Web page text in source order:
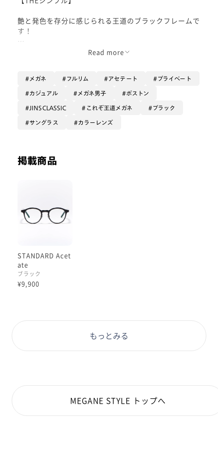
艶と発色を存分に感じられる王道のブラックフレームで
す！
定番のボストン型と細めのフレームが、どの角度からも
定番、シンプルだからこそ！！
カラーを入れてサングラスにしちゃうのもありではない
着用カラー:フェアブラウン50F（RIM限定カラー）
Read more
メガネ フルリム アセテート プライベート
カジュアル メガネ男子 ボストン
JINSCLASSIC これぞ王道メガネ ブラック
サングラス カラーレンズ
掲載商品
STANDARD Acet
ate
ブラック
¥9,900
もっとみる
MEGANE STYLE トップへ